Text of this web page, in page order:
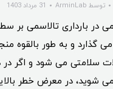
توسط ArminLab 31 مرداد 1403
در بارداری تالاسمی بر
می گذارد و به طور بالقوه
سلامتی می شود و اگر در
شوید، در معرض خطر